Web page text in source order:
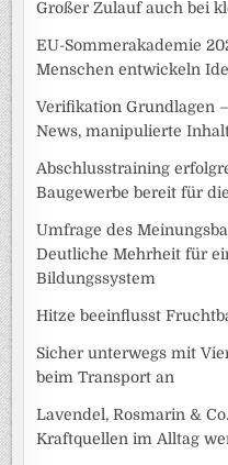
Großer Zulauf auch bei
EU-Sommerakademie
Menschen entwickeln
Verifikation Grundlagen
News, manipulierte
Abschlusstraining
Baugewerbe bereit für
Umfrage des
Deutliche Mehrheit für
Bildungssystem
Hitze beeinflusst
Sicher unterwegs mit
beim Transport an
Lavendel, Rosmarin &
Kraftquellen im Alltag